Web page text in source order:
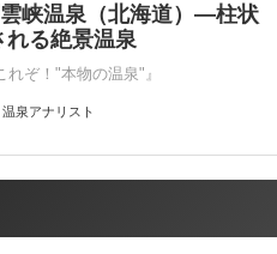
峡温泉（北海道）―柱状
る絶景温泉
ぞ！"本物の温泉"』
泉アナリスト